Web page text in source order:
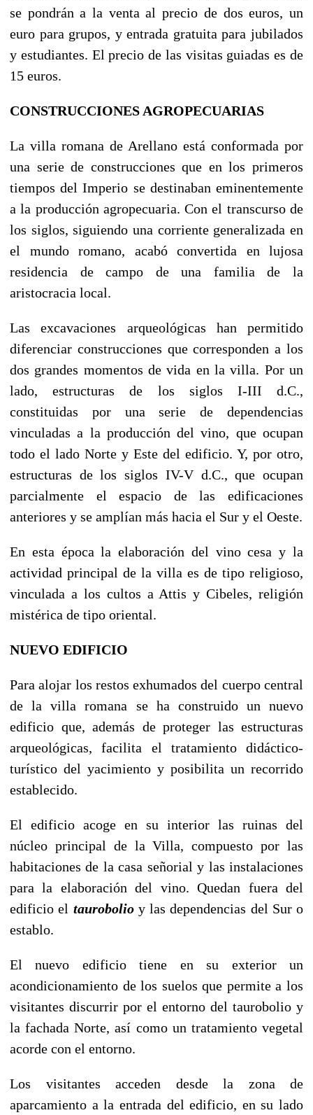
se pondrán a la venta al precio de dos euros, un
euro para grupos, y entrada gratuita para jubilados
y estudiantes. El precio de las visitas guiadas es de
15 euros.
CONSTRUCCIONES AGROPECUARIAS
La villa romana de Arellano está conformada por
una serie de construcciones que en los primeros
tiempos del Imperio se destinaban eminentemente
a la producción agropecuaria. Con el transcurso de
los siglos, siguiendo una corriente generalizada en
el mundo romano, acabó convertida en lujosa
residencia de campo de una familia de la
aristocracia local.
Las excavaciones arqueológicas han permitido
diferenciar construcciones que corresponden a los
dos grandes momentos de vida en la villa. Por un
lado, estructuras de los siglos I-III d.C.,
constituidas por una serie de dependencias
vinculadas a la producción del vino, que ocupan
todo el lado Norte y Este del edificio. Y, por otro,
estructuras de los siglos IV-V d.C., que ocupan
parcialmente el espacio de las edificaciones
anteriores y se amplían más hacia el Sur y el Oeste.
En esta época la elaboración del vino cesa y la
actividad principal de la villa es de tipo religioso,
vinculada a los cultos a Attis y Cibeles, religión
mistérica de tipo oriental.
NUEVO EDIFICIO
Para alojar los restos exhumados del cuerpo central
de la villa romana se ha construido un nuevo
edificio que, además de proteger las estructuras
arqueológicas, facilita el tratamiento didáctico-
turístico del yacimiento y posibilita un recorrido
establecido.
El edificio acoge en su interior las ruinas del
núcleo principal de la Villa, compuesto por las
habitaciones de la casa señorial y las instalaciones
para la elaboración del vino. Quedan fuera del
edificio el taurobolioy las dependencias del Sur o
establo.
El nuevo edificio tiene en su exterior un
acondicionamiento de los suelos que permite a los
visitantes discurrir por el entorno del taurobolio y
la fachada Norte, así como un tratamiento vegetal
acorde con el entorno.
Los visitantes acceden desde la zona de
aparcamiento a la entrada del edificio, en su lado